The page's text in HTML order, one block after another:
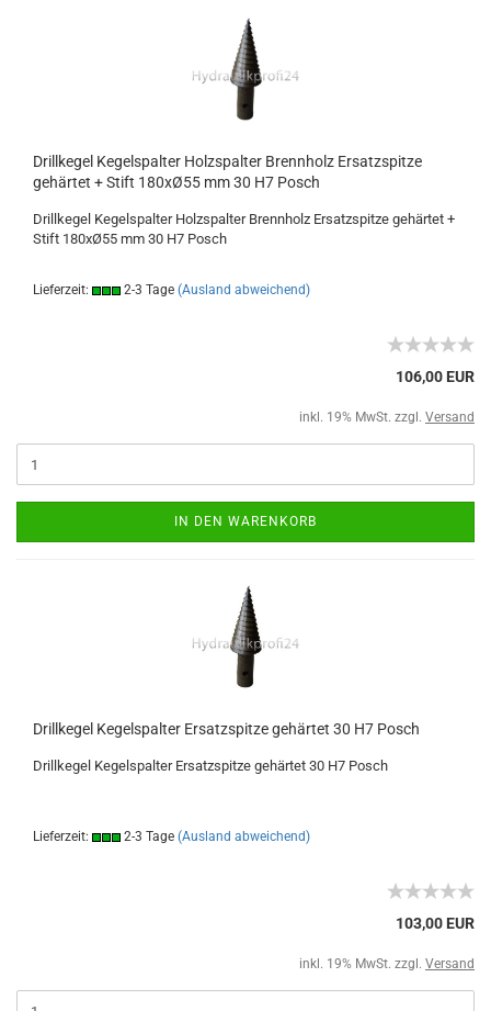
Drillkegel Kegelspalter Holzspalter Brennholz Ersatzspitze
gehärtet + Stift 180xØ55 mm 30 H7 Posch
Drillkegel Kegelspalter Holzspalter Brennholz Ersatzspitze gehärtet +
Stift 180xØ55 mm 30 H7 Posch
Lieferzeit: 2-3 Tage (Ausland abweichend)
106,00 EUR
inkl. 19% MwSt. zzgl. Versand
IN DEN WARENKORB
Drillkegel Kegelspalter Ersatzspitze gehärtet 30 H7 Posch
Drillkegel Kegelspalter Ersatzspitze gehärtet 30 H7 Posch
Lieferzeit: 2-3 Tage (Ausland abweichend)
103,00 EUR
inkl. 19% MwSt. zzgl. Versand